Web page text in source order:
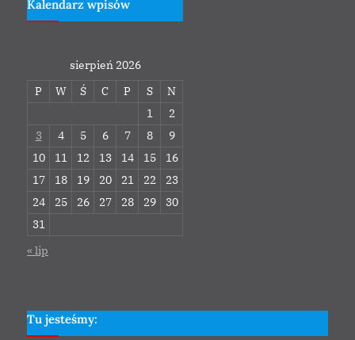
Kalendarz wpisów
sierpień 2026
P
W Ś C P S
N
1
2
3
4 5 6 7 8
9
10
11 12 13 14 15
16
17
18 19 20 21 22
23
24
25 26 27 28 29
30
31
« lip
Tu jesteśmy: